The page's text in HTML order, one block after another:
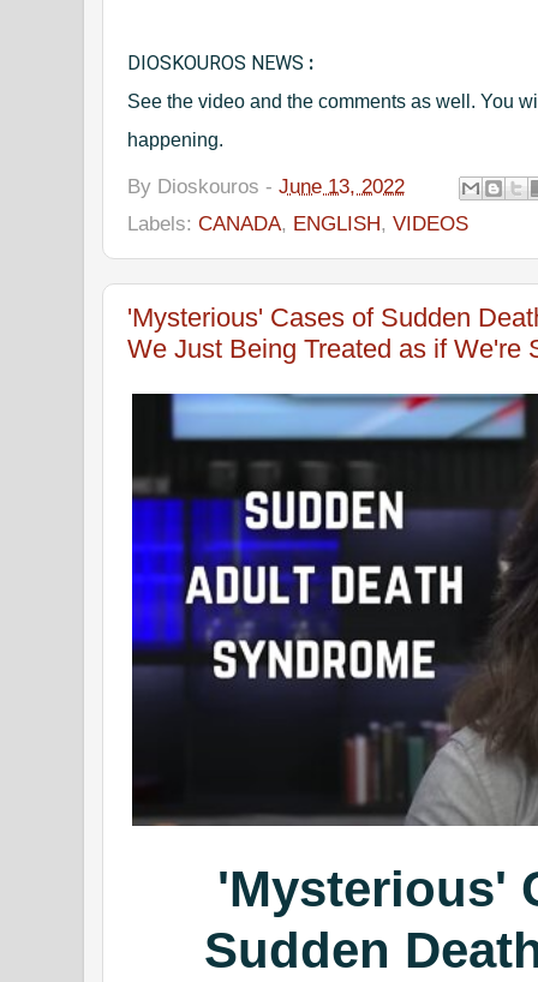
DIOSKOUROS NEWS :
See the video and the comments as well. You
happening.
CTV News
By Dioskouros - June 13, 2022
Labels: CANADA, ENGLISH, VIDEOS
'Mysterious' Cases of Sudden
We Just Being Treated as if We're
'Mysterious'
Sudden